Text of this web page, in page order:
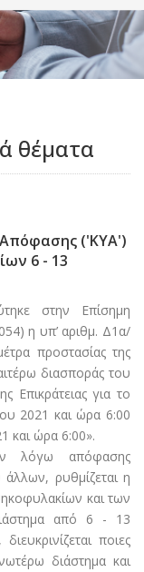
θέματα
Απόφασης ('ΚΥΑ')
6 - 13
στην Επίσημη
η υπ’ αριθμ. Δ1α/
προστασίας της
διασποράς του
για το
2021 και ώρα 6:00
και ώρα 6:00».
λόγω απόφασης
άλλων, ρυθμίζεται η
και των
από 6 - 13
ποιες
διάστημα και